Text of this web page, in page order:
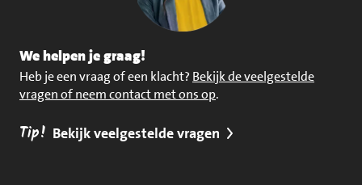
We helpen je graag!
Heb je een vraag of een klacht? Bekijk de veelgestelde
vragen of neem contact met ons op.
Tip! Bekijk veelgestelde vragen